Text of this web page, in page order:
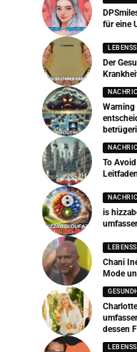
für eine
Der
Warning
To
Leitfaden
is
Chani
Mode
dessen